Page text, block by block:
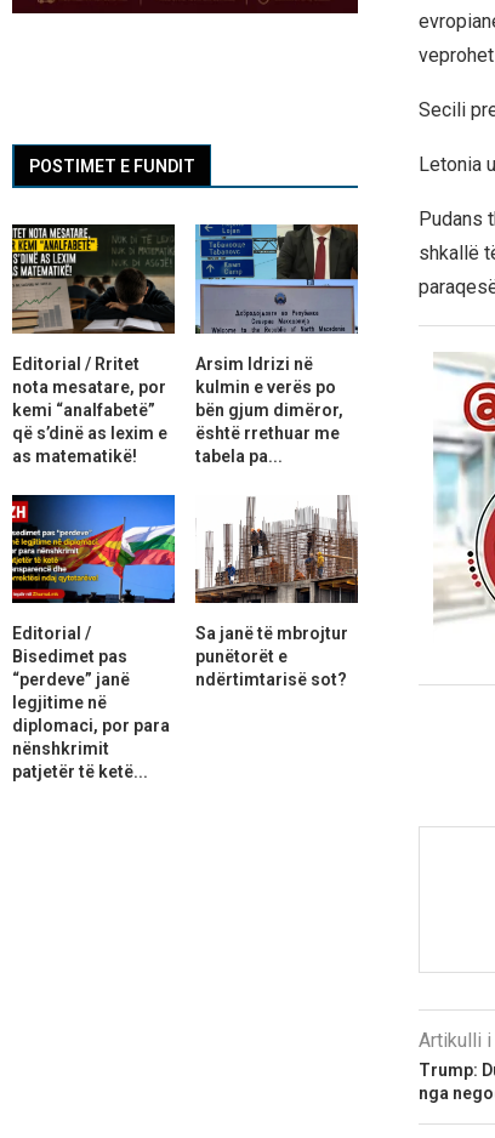
Secili
Letonia
Pudans
shkallë
Artikulli i
Trump:
nga
POSTIMET E FUNDIT
Editorial / Rritet
nota mesatare, por
kemi “analfabetë”
që s’dinë as lexim e
as matematikë!
Arsim Idrizi në
kulmin e verës po
bën gjum dimëror,
është rrethuar me
tabela pa...
Editorial /
Bisedimet pas
“perdeve” janë
legjitime në
diplomaci, por para
nënshkrimit
patjetër të ketë...
Sa janë të mbrojtur
punëtorët e
ndërtimtarisë sot?